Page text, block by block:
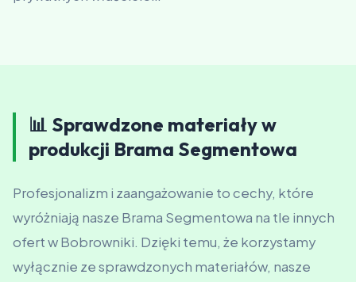
📊 Sprawdzone materiały w
produkcji Brama Segmentowa
Profesjonalizm i zaangażowanie to cechy, które
wyróżniają nasze Brama Segmentowa na tle innych
ofert w Bobrowniki. Dzięki temu, że korzystamy
wyłącznie ze sprawdzonych materiałów, nasze